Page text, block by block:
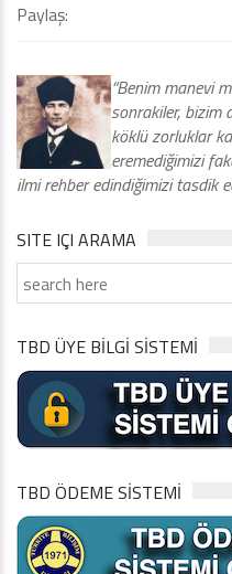
Paylaş:
“Benim manevi
sonrakiler, bizim
köklü zorluklar
eremediğimizi
ilmi rehber edindiğimizi tasdik
SITE IÇI ARAMA
TBD ÜYE BİLGİ SİSTEMİ
TBD ÖDEME SİSTEMİ